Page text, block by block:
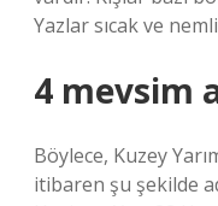
Yazlar sıcak ve
4 mevsim
Böylece, Kuzey
itibaren şu şekilde